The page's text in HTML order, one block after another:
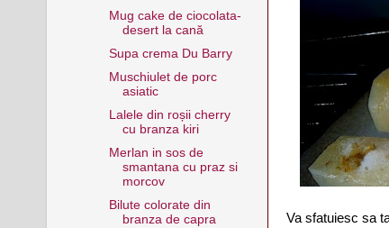
Va sfatuiesc sa
Mug cake de ciocolata-
desert la cană
Supa crema Du Barry
Muschiulet de porc
asiatic
Lalele din roșii cherry
cu branza kiri
Merlan in sos de
smantana cu praz si
morcov
Bilute colorate din
branza de capra